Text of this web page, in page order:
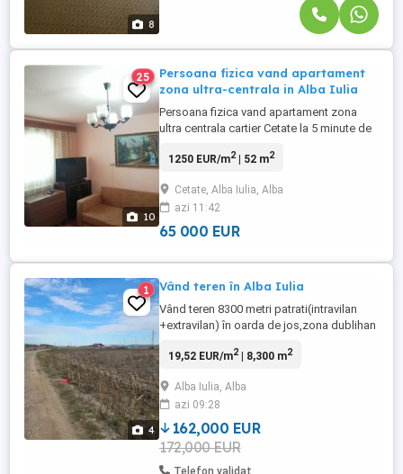
8
10
25
Persoana fizica vand apartament
zona ultra-centrala in Alba Iulia
Persoana fizica vand apartament zona
ultra centrala cartier Cetate la 5 minute de
scoala nr.7 Mihai Eminescu. Apartamentul
cu garantie. ROG AGENTIILE SA NU MA
CONTACTEZE. Vizionarea apartamentului
se poate face doar ...
1250 EUR/m2| 52 m2
Cetate, Alba Iulia, Alba
azi 11:42
65 000 EUR
4
1 Vând teren în Alba Iulia
Vând teren 8300 metri patrati(intravilan
+extravilan) în oarda de jos,zona dublihan
19,52 EUR/m2| 8,300 m2
Alba Iulia, Alba
azi 09:28
162,000 EUR
172,000 EUR
Telefon validat